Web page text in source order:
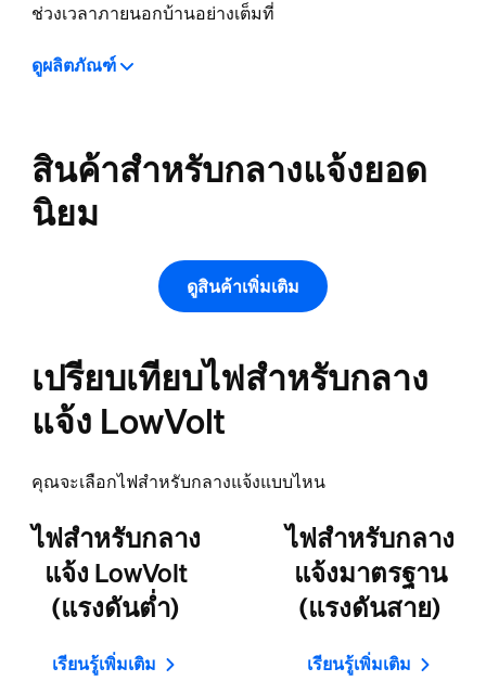
ช่วงเวลาภายนอกบ้านอย่างเต็มที่
ดูผลิตภัณฑ์
สินค้าสำหรับกลางแจ้งยอด
นิยม
ดูสินค้าเพิ่มเติม
เปรียบเทียบไฟสำหรับกลาง
แจ้ง LowVolt
คุณจะเลือกไฟสำหรับกลางแจ้งแบบไหน
ไฟสำหรับกลาง
แจ้ง LowVolt
(แรงดันต่ำ)
เรียนรู้เพิ่มเติม
ไฟสำหรับกลาง
แจ้งมาตรฐาน
(แรงดันสาย)
เรียนรู้เพิ่มเติม